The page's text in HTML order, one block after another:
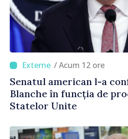
/ Acum 12 ore
Senatul american l-a
Blanche în funcția de
Statelor Unite